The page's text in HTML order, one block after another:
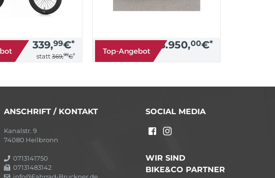
339,99€*
statt 369,99€*
3.950,00€*
ANSCHRIFT / KONTAKT
Kanalstr. 9
74080 Heilbronn
0713141750
07131483142
SOCIAL MEDIA
WIR SIND
BIKE&CO PARTNER